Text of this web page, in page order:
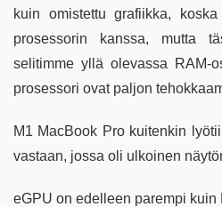
kuin omistettu grafiikka,
prosessorin kanssa, mutta
selitimme yllä olevassa RAM-
prosessori ovat paljon
M1 MacBook Pro kuitenkin
vastaan, jossa oli ulkoinen
eGPU on edelleen parempi kuin